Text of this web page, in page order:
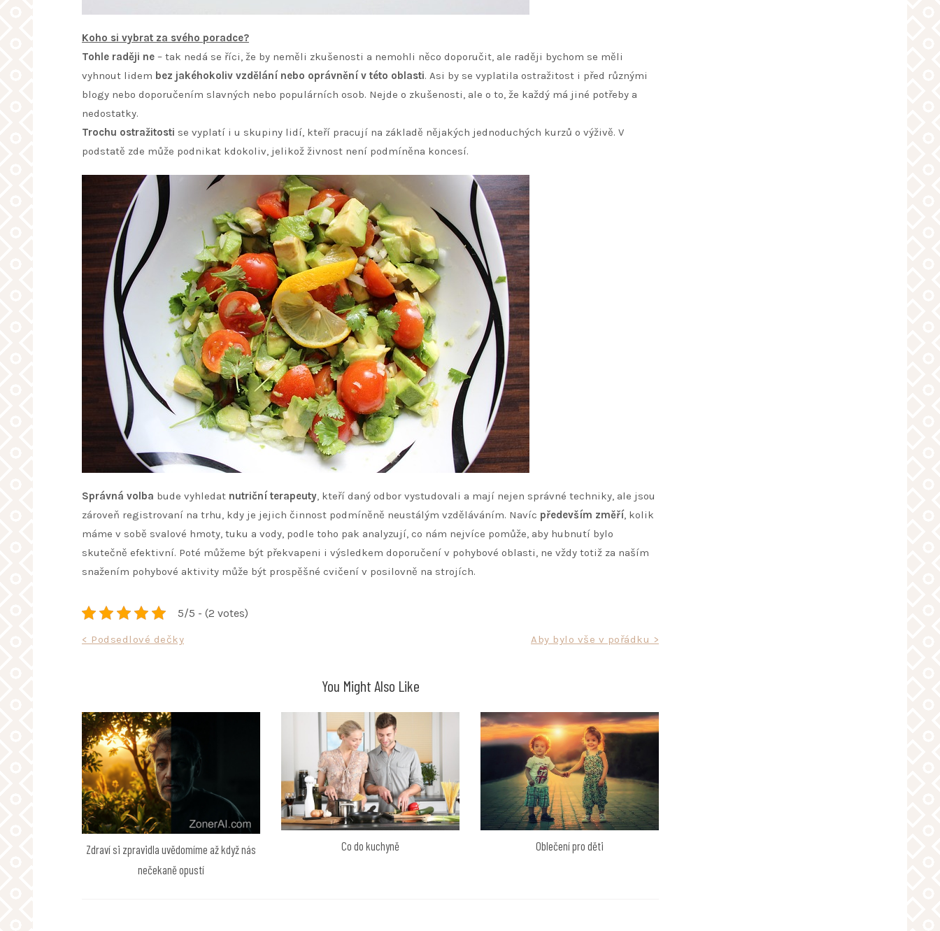
Koho si vybrat za svého poradce?
Tohle raději ne – tak nedá se říci, že by neměli zkušenosti a nemohli něco doporučit, ale raději bychom se měli
vyhnout lidem bez jakéhokoliv vzdělání nebo oprávnění v této oblasti. Asi by se vyplatila ostražitost i před různými
blogy nebo doporučením slavných nebo populárních osob. Nejde o zkušenosti, ale o to, že každý má jiné potřeby a
nedostatky.
Trochu ostražitosti se vyplatí i u skupiny lidí, kteří pracují na základě nějakých jednoduchých kurzů o výživě. V
podstatě zde může podnikat kdokoliv, jelikož živnost není podmíněna koncesí.
Správná volba bude vyhledat nutriční terapeuty, kteří daný odbor vystudovali a mají nejen správné techniky, ale jsou
zároveň registrovaní na trhu, kdy je jejich činnost podmíněně neustálým vzděláváním. Navíc především změří, kolik
máme v sobě svalové hmoty, tuku a vody, podle toho pak analyzují, co nám nejvíce pomůže, aby hubnutí bylo
skutečně efektivní. Poté můžeme být překvapeni i výsledkem doporučení v pohybové oblasti, ne vždy totiž za naším
snažením pohybové aktivity může být prospěšné cvičení v posilovně na strojích.
5/5 - (2 votes)
Navigace
< Podsedlové dečky Aby bylo vše v pořádku >
You Might Also Like
Zdraví si zpravidla uvědomíme až když nás
nečekaně opustí
Co do kuchyně Oblečení pro děti